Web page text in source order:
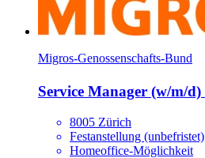
Migros-Genossenschafts-Bund
Service Manager (w/​m/​d)
8005 Zürich
Festanstellung (unbefristet)
Homeoffice-Möglichkeit